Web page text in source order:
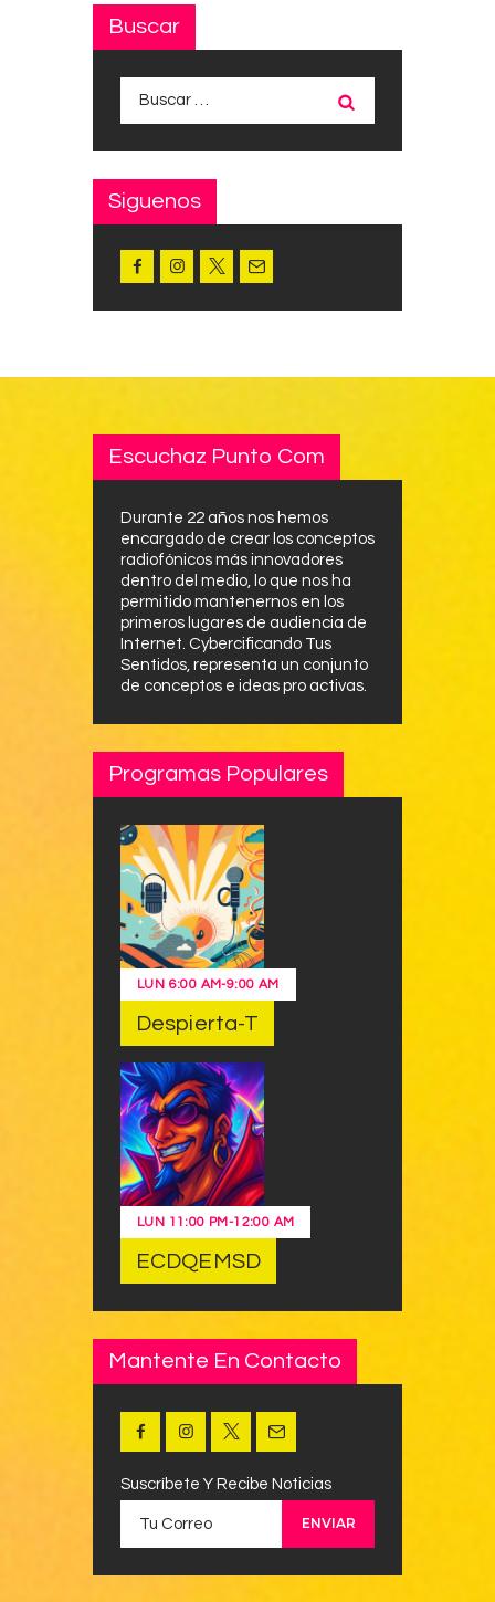
Buscar
Siguenos
Escuchaz Punto Com
Durante 22 años nos hemos
encargado de crear los conceptos
radiofónicos más innovadores
dentro del medio, lo que nos ha
permitido mantenernos en los
primeros lugares de audiencia de
Internet. Cybercificando Tus
Sentidos, representa un conjunto
de conceptos e ideas pro activas.
Programas Populares
LUN 6:00 AM-9:00 AM
Despierta-T
LUN 11:00 PM-12:00 AM
ECDQEMSD
Mantente En Contacto
Suscríbete Y Recibe Noticias